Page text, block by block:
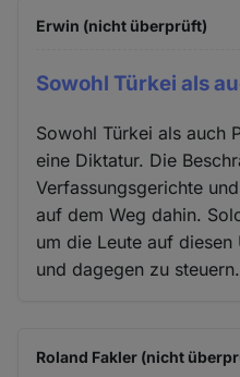
Erwin (nicht überprüft)
Sowohl Türkei als
Sowohl Türkei als auch
eine Diktatur. Die
Verfassungsgerichte
auf dem Weg dahin.
um die Leute auf
und dagegen zu steuern.
Roland Fakler (nicht